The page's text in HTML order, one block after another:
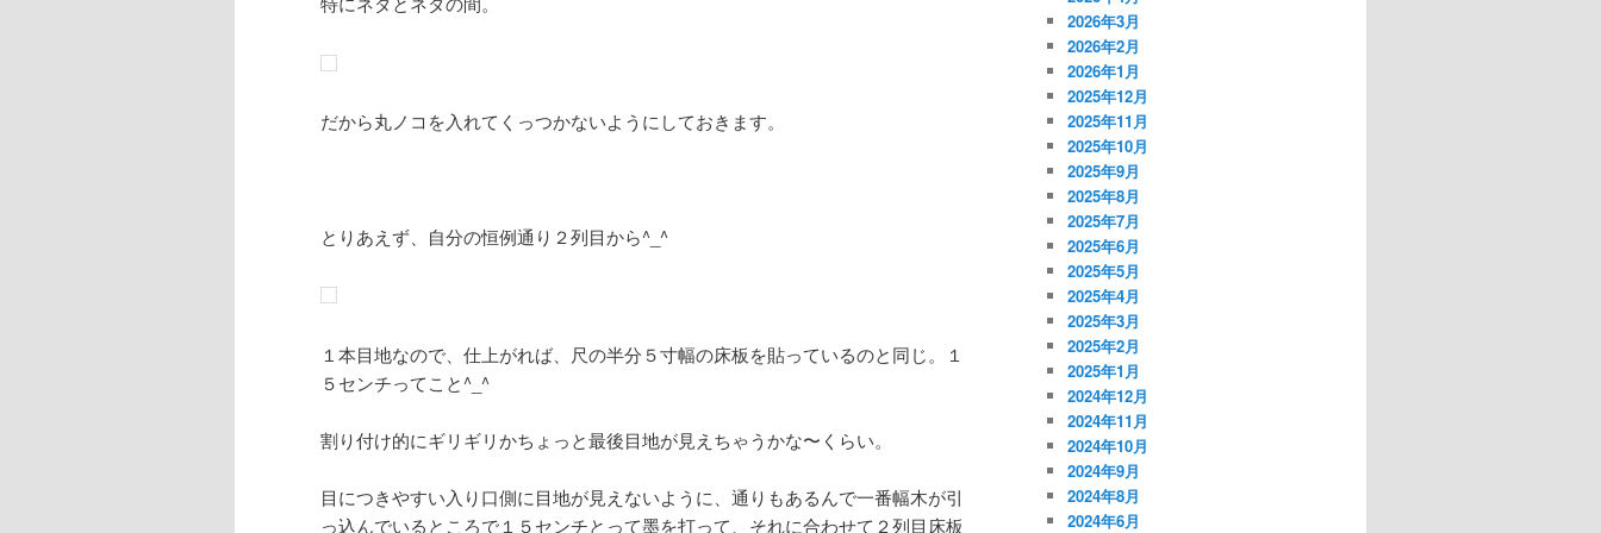
だから丸ノコを入れてくっつかないようにしておきます。
とりあえず、自分の恒例通り２列目から^_^
１本目地なので、仕上がれば、尺の半分５寸幅の床板を貼っているのと同じ。１
５センチってこと^_^
割り付け的にギリギリかちょっと最後目地が見えちゃうかな〜くらい。
目につきやすい入り口側に目地が見えないように、通りもあるんで一番幅木が引
っ込んでいるところで１５センチとって墨を打って、それに合わせて２列目床板
2026年3月
2026年2月
2026年1月
2025年12月
2025年11月
2025年10月
2025年9月
2025年8月
2025年7月
2025年6月
2025年5月
2025年4月
2025年3月
2025年2月
2025年1月
2024年12月
2024年11月
2024年10月
2024年9月
2024年8月
2024年6月